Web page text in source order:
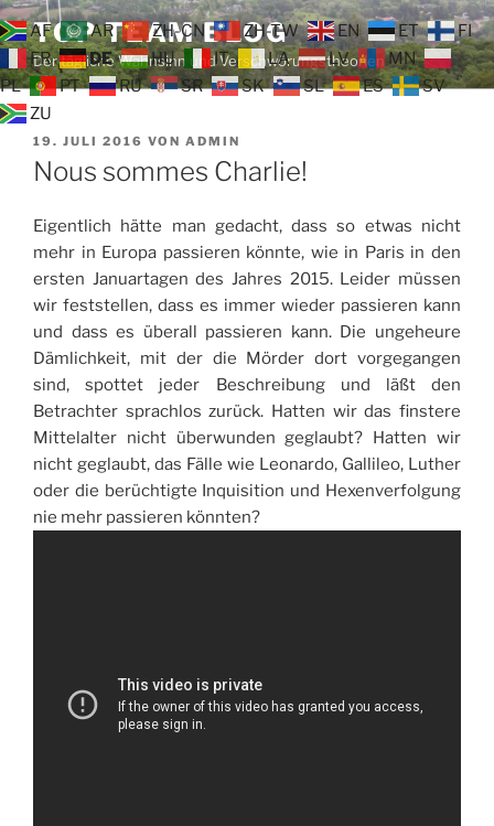
Zum
Inhalt
springen
TOP TEAM BLOG
Der tägliche Wahnsinn und Verschwörungstheorien
VERÖFFENTLICHT
AM
19. JULI 2016 VON ADMIN
Nous sommes Charlie!
Eigentlich hätte man gedacht, dass so etwas nicht
mehr in Europa passieren könnte, wie in Paris in den
ersten Januartagen des Jahres 2015. Leider müssen
wir feststellen, dass es immer wieder passieren kann
und dass es überall passieren kann. Die ungeheure
Dämlichkeit, mit der die Mörder dort vorgegangen
sind, spottet jeder Beschreibung und läßt den
Betrachter sprachlos zurück. Hatten wir das finstere
Mittelalter nicht überwunden geglaubt? Hatten wir
nicht geglaubt, das Fälle wie Leonardo, Gallileo, Luther
oder die berüchtigte Inquisition und Hexenverfolgung
nie mehr passieren könnten?
AF AR ZH-CN ZH-TW EN ET
FI
FR
DE HU IT LA LV
MN
PL
PT RU SR SK SL ES
SV
ZU